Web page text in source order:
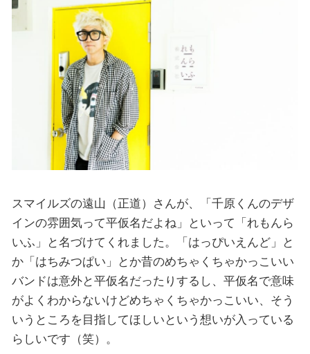
スマイルズの遠山（正道）さんが、「千原くんのデザ
インの雰囲気って平仮名だよね」といって「れもんら
いふ」と名づけてくれました。「はっぴいえんど」と
か「はちみつぱい」とか昔のめちゃくちゃかっこいい
バンドは意外と平仮名だったりするし、平仮名で意味
がよくわからないけどめちゃくちゃかっこいい、そう
いうところを目指してほしいという想いが入っている
らしいです（笑）。